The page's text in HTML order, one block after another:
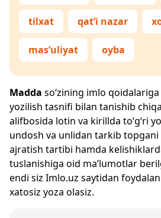
tilxat qat’i nazar
mas’uliyat oyba
Madda so‘zining imlo qoidalariga
yozilish tasnifi bilan tanishib
alifbosida lotin va kirillda to‘g‘ri
undosh va unlidan tarkib topgani
ajratish tartibi hamda
tuslanishiga oid ma’lumotlar
endi siz Imlo.uz saytidan
xatosiz yoza olasiz.